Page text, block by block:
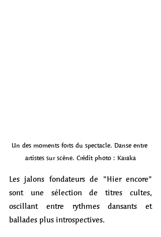
Un des moments forts du spectacle. Danse entre
artistes sur scène. Crédit photo : Karaka
Les jalons fondateurs de "Hier encore"
sont une sélection de titres cultes,
oscillant entre rythmes dansants et
ballades plus introspectives.